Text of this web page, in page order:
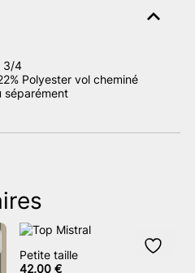
3/4
Polyester vol cheminé
séparément
Petite taille
42,00€